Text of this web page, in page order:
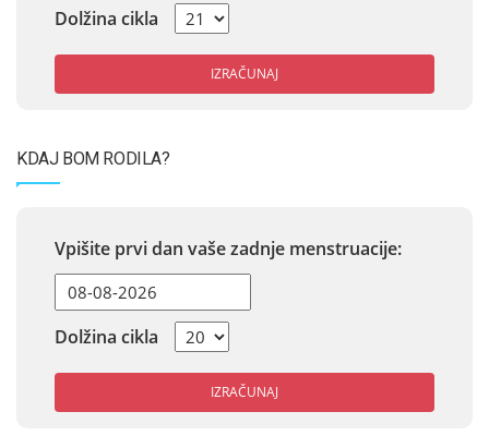
Dolžina cikla
IZRAČUNAJ
KDAJ BOM RODILA?
Vpišite prvi dan vaše zadnje menstruacije:
Dolžina cikla
IZRAČUNAJ